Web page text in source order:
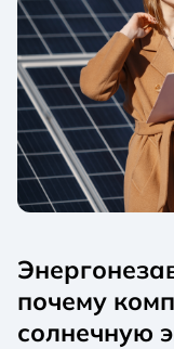
почему
солнечную